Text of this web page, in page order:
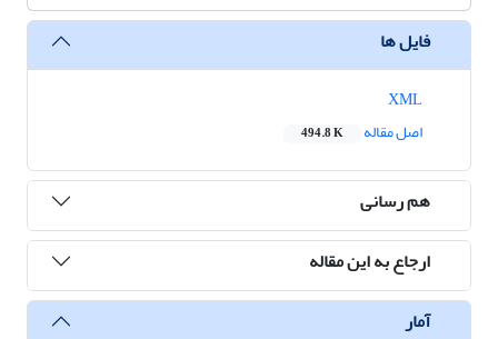
فایل ها
اصل مقاله
494.8 K
هم رسانی
ارجاع به این مقاله
آمار